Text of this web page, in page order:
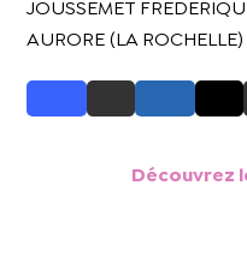
JOUSSEMET
AURORE (LA ROCHELLE)
Découvrez